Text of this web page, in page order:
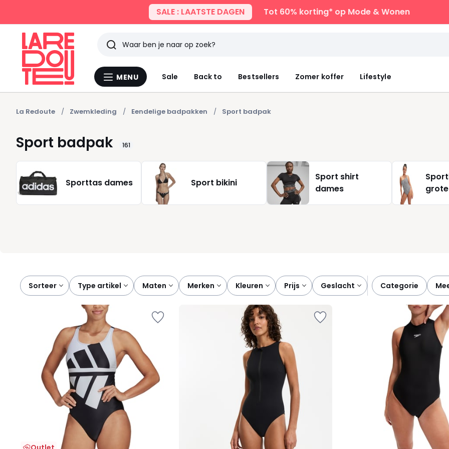
SALE : LAATSTE DAGEN Tot 60% korting* op Mode & Wonen
Menu
MENU Sale Back to Bestsellers Zomer koffer Lifestyle
Zoeken
Laatst
bekeken
La Redoute Zwemkleding Eendelige badpakken Sport badpak
Sport badpak 161
Sporttas dames Sport bikini
Sport shirt
dames
Sorteer
type artikel maten merken kleuren prijs geslacht categorie